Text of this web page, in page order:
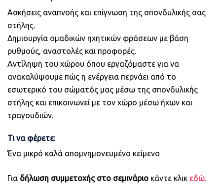
Ασκήσεις αναπνοής και επίγνωση της σπονδυλικής σας
στήλης.
Δημιουργία ομαδικών ηχητικών φράσεων με βάση
ρυθμούς, αναστολές και προφορές.
Αντίληψη του χώρου όπου εργαζόμαστε για να
ανακαλύψουμε πώς η ενέργεια περνάει από το
εσωτερικό του σώματός μας μέσω της σπονδυλικής
στήλης και επικοινωνεί με τον χώρο μέσω ήχων και
τραγουδιών.
Τι να φέρετε:
Ένα μικρό καλά απομνημονευμένο κείμενο
Για δήλωση συμμετοχής στο σεμινάριο κάντε κλικ εδώ.